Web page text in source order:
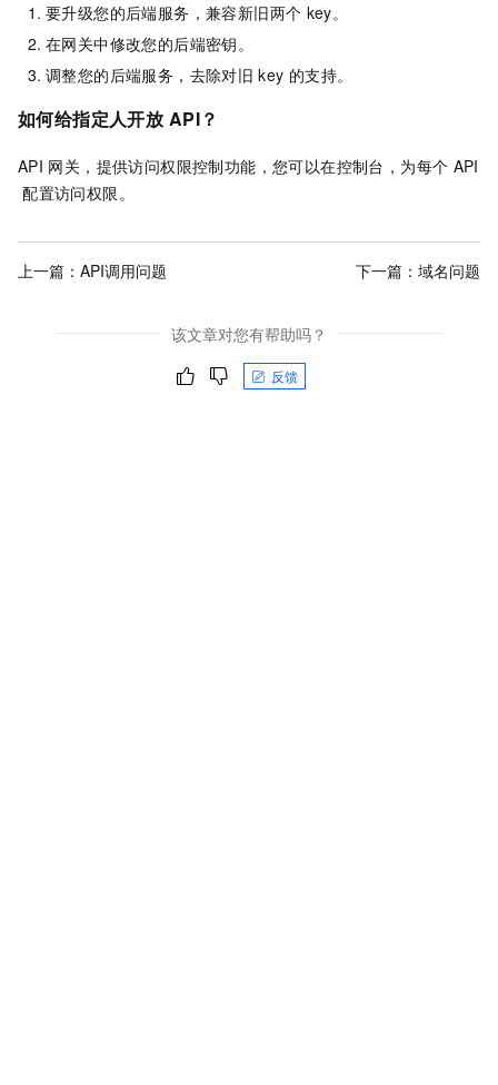
要升级您的后端服务，兼容新旧两个 key。
在网关中修改您的后端密钥。
调整您的后端服务，去除对旧 key 的支持。
如何给指定人开放 API？
API 网关，提供访问权限控制功能，您可以在控制台，为每个 API
配置访问权限。
上一篇： API调用问题 下一篇： 域名问题
该文章对您有帮助吗？
反馈